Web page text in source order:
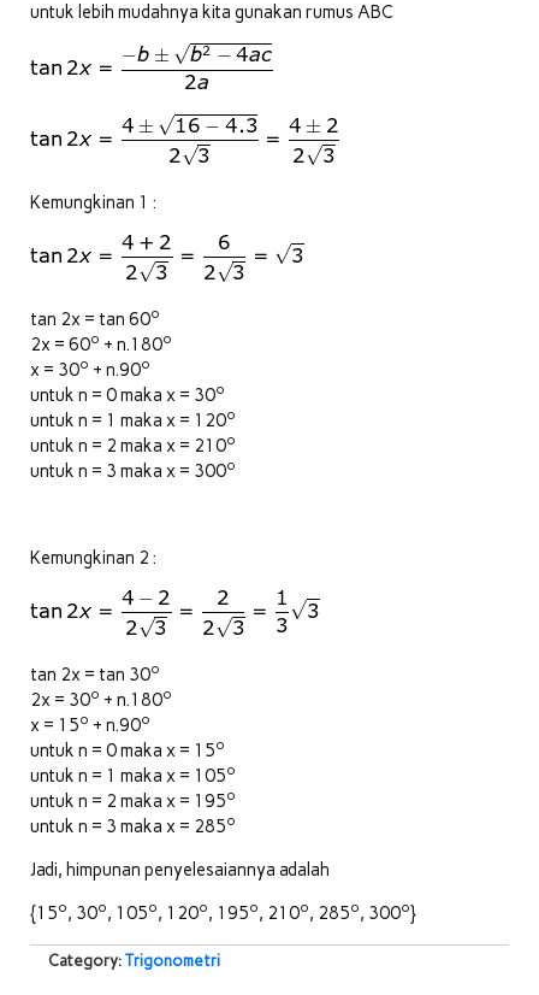
untuk lebih mudahnya kita gunakan rumus ABC
Kemungkinan 1 :
tan 2x = tan 60o
2x = 60o + n.180o
x = 30o + n.90o
untuk n = 0 maka x = 30o
untuk n = 1 maka x = 120o
untuk n = 2 maka x = 210o
untuk n = 3 maka x = 300o
Kemungkinan 2 :
tan 2x = tan 30o
2x = 30o + n.180o
x = 15o + n.90o
untuk n = 0 maka x = 15o
untuk n = 1 maka x = 105o
untuk n = 2 maka x = 195o
untuk n = 3 maka x = 285o
Jadi, himpunan penyelesaiannya adalah
{15o, 30o, 105o, 120o, 195o, 210o, 285o, 300o}
Category: Trigonometri